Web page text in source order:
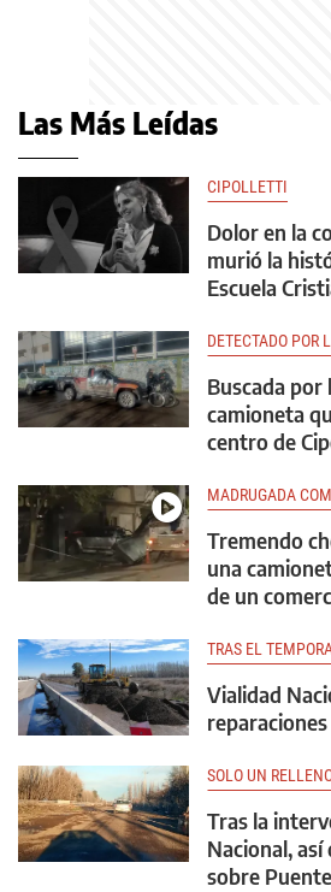
Las Más Leídas
CIPOLLETTI
Dolor en la
murió la
Escuela
DETECTADO POR
Buscada por
camioneta
centro de
MADRUGADA
Tremendo
una
de un
TRAS EL
Vialidad
SOLO UN
Tras la
Nacional,
sobre